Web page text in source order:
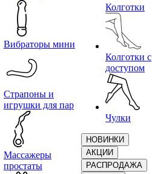
Вибраторы мини
Страпоны и
игрушки для пар
Массажеры
простаты
Колготки
Колготки с
доступом
Чулки
НОВИНКИ
АКЦИИ
РАСПРОДАЖА